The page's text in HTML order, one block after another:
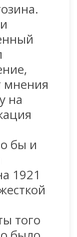
мнения
на
бы и
1921
того